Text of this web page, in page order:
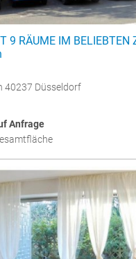
9 RÄUME IM BELIEBTEN
40237 Düsseldorf
Anfrage